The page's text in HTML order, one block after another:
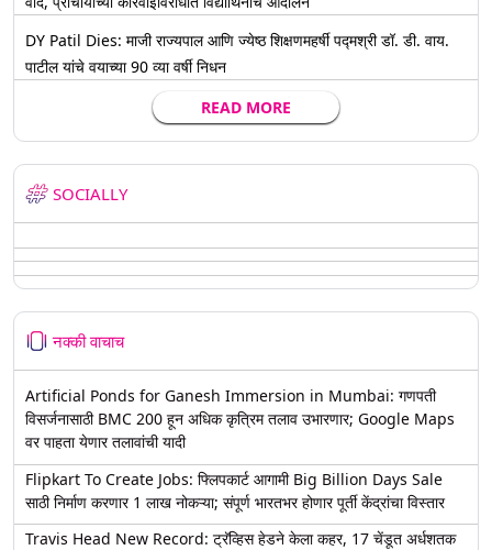
DY Patil Dies: माजी राज्यपाल आणि ज्येष्ठ शिक्षणमहर्षी पद्मश्री डॉ. डी. वाय.
पाटील यांचे वयाच्या 90 व्या वर्षी निधन
READ MORE
SOCIALLY
नक्की वाचाच
Artificial Ponds for Ganesh Immersion in Mumbai: गणपती
विसर्जनासाठी BMC 200 हून अधिक कृत्रिम तलाव उभारणार; Google Maps
वर पाहता येणार तलावांची यादी
Flipkart To Create Jobs: फ्लिपकार्ट आगामी Big Billion Days Sale
साठी निर्माण करणार 1 लाख नोकऱ्या; संपूर्ण भारतभर होणार पूर्ती केंद्रांचा विस्तार
Travis Head New Record: ट्रॅव्हिस हेडने केला कहर, 17 चेंडूत अर्धशतक